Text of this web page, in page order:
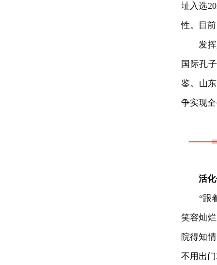
址入选
性。目
发挥人
国际孔
鉴。山
争实现
活
“跟着
笑容灿
院得知
不用出